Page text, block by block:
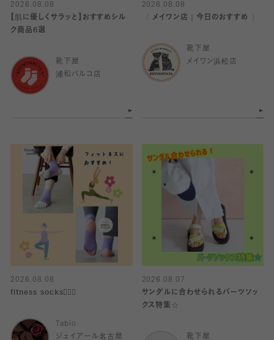
2026.08.08
【肌に優しくサラッと】おすすめシル
ク商品6選
靴下屋
浦和パルコ店
2026.08.08
〈 メイワン店｜今日のおすすめ 〉
靴下屋
メイワン浜松店
2026.08.08
fitness socks🧘🏻‍♀️
Tabio
ジェイアール名古屋
2026.08.07
サンダルに合わせられるパーツソッ
クス特集☆
靴下屋